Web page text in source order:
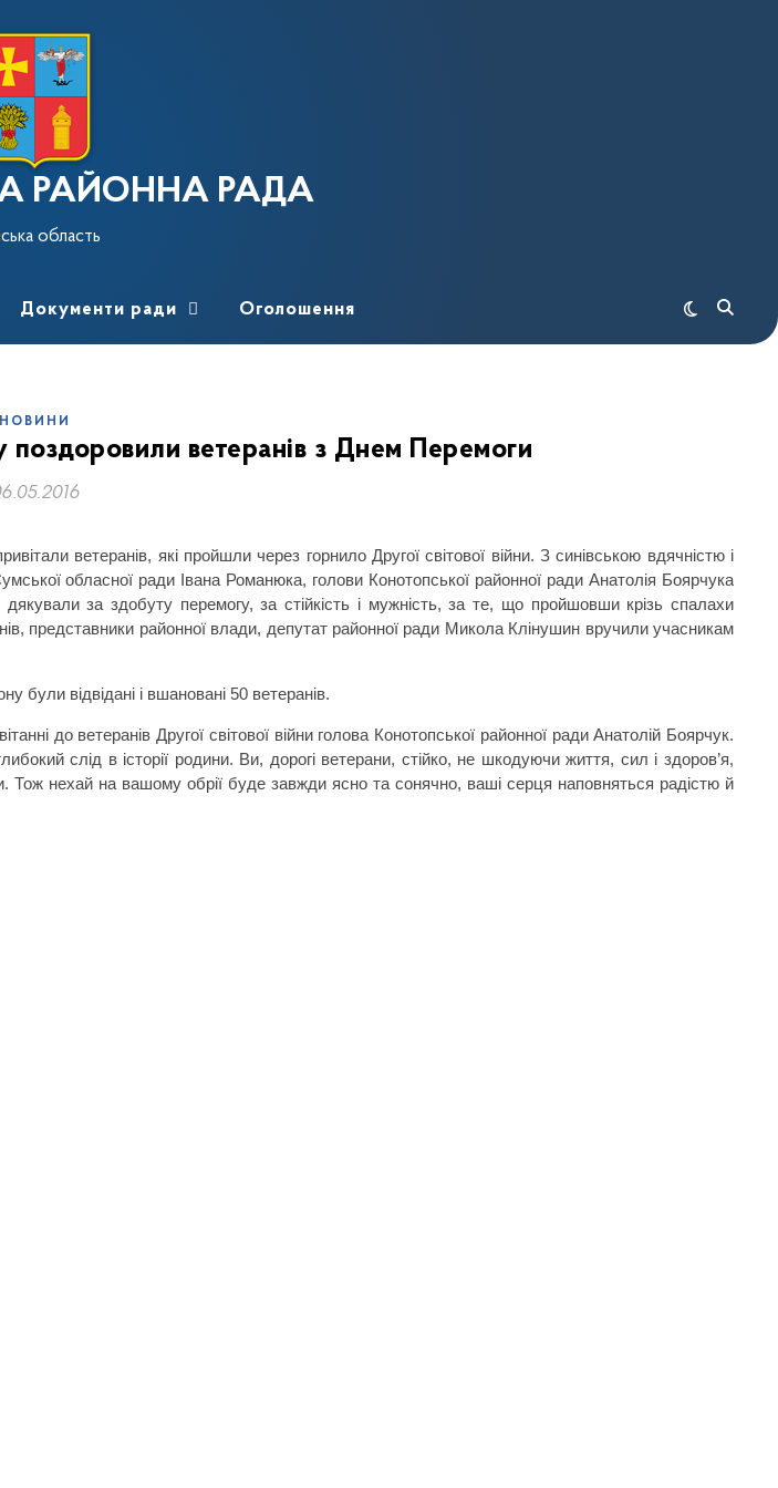
РАЙОННА РАДА
область
Документи ради Оголошення
НОВИНИ
поздоровили ветеранів з Днем Перемоги
ветеранів, які пройшли через горнило Другої світової війни. З синівською вдячністю і
обласної ради Івана Романюка, голови Конотопської районної ради Анатолія Боярчука
за здобуту перемогу, за стійкість і мужність, за те, що пройшовши крізь спалахи
представники районної влади, депутат районної ради Микола Клінушин вручили учасникам
були відвідані і вшановані 50 ветеранів.
до ветеранів Другої світової війни голова Конотопської районної ради Анатолій Боярчук.
слід в історії родини. Ви, дорогі ветерани, стійко, не шкодуючи життя, сил і здоров’я,
Тож нехай на вашому обрії буде завжди ясно та сонячно, ваші серця наповняться радістю й